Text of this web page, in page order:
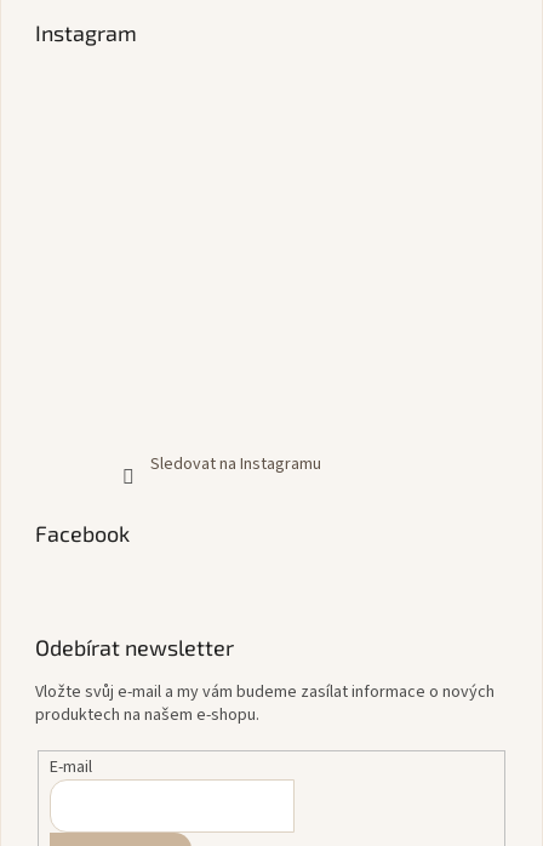
Instagram
Sledovat na Instagramu
Facebook
Odebírat newsletter
Vložte svůj e-mail a my vám budeme zasílat informace o nových
produktech na našem e-shopu.
E-mail